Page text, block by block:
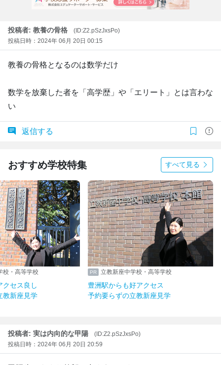
投稿者: 教養の骨格
(ID:Z2.pSzJxsPo)
投稿日時：2024年 06月 20日 00:15
教養の骨格となるのは数学だけ
数学を放棄した者を「高学歴」や「エリート」とは言わな
い
返信する
おすすめ学校特集 すべて見る
学校・高等学校
クセス良し
教新座見学
立教新座中学校・高等学校
豊洲駅からも好アクセス
予約要らずの立教新座見学
投稿者: 実は内向的な甲陽
(ID:Z2.pSzJxsPo)
投稿日時：2024年 06月 20日 20:59